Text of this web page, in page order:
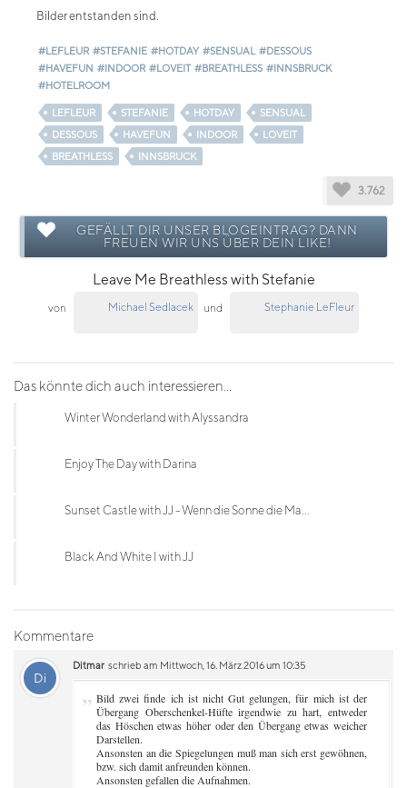
Bilder entstanden sind.
#LEFLEUR #STEFANIE #HOTDAY #SENSUAL #DESSOUS
#HAVEFUN #INDOOR #LOVEIT #BREATHLESS #INNSBRUCK
#HOTELROOM
LEFLEUR STEFANIE HOTDAY
SENSUAL
DESSOUS
HAVEFUN INDOOR
LOVEIT
BREATHLESS
INNSBRUCK
3.762
GEFÄLLT DIR UNSER BLOGEINTRAG? DANN
FREUEN WIR UNS ÜBER DEIN LIKE!
Leave Me Breathless with Stefanie
von Michael Sedlacek und Stephanie LeFleur
Das könnte dich auch interessieren...
Winter Wonderland with Alyssandra
Enjoy The Day with Darina
Sunset Castle with JJ - Wenn die Sonne die Ma...
Black And White I with JJ
Kommentare
Di
Ditmar schrieb am Mittwoch, 16. März 2016 um 10:35
„ Bild zwei finde ich ist nicht Gut gelungen, für mich ist der
Übergang Oberschenkel-Hüfte irgendwie zu hart, entweder
das Höschen etwas höher oder den Übergang etwas weicher
Darstellen.
Ansonsten an die Spiegelungen muß man sich erst gewöhnen,
bzw. sich damit anfreunden können.
Ansonsten gefallen die Aufnahmen.